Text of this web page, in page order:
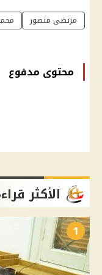
مرتضى منصور
محتوى مدفوع
الأكثر
1